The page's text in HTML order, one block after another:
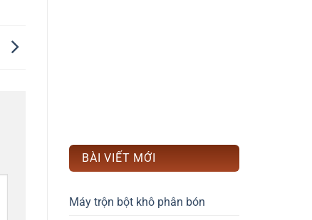
BÀI VIẾT MỚI
Máy trộn bột khô phân bón